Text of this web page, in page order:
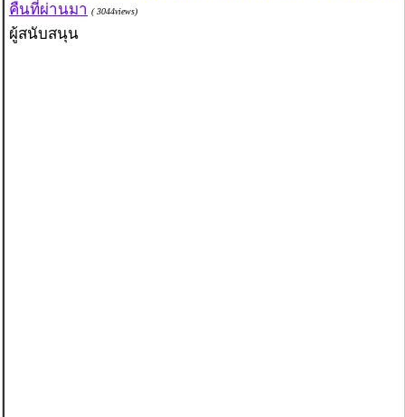
คืนที่ผ่านมา ( 3044views)
ผู้สนับสนุน